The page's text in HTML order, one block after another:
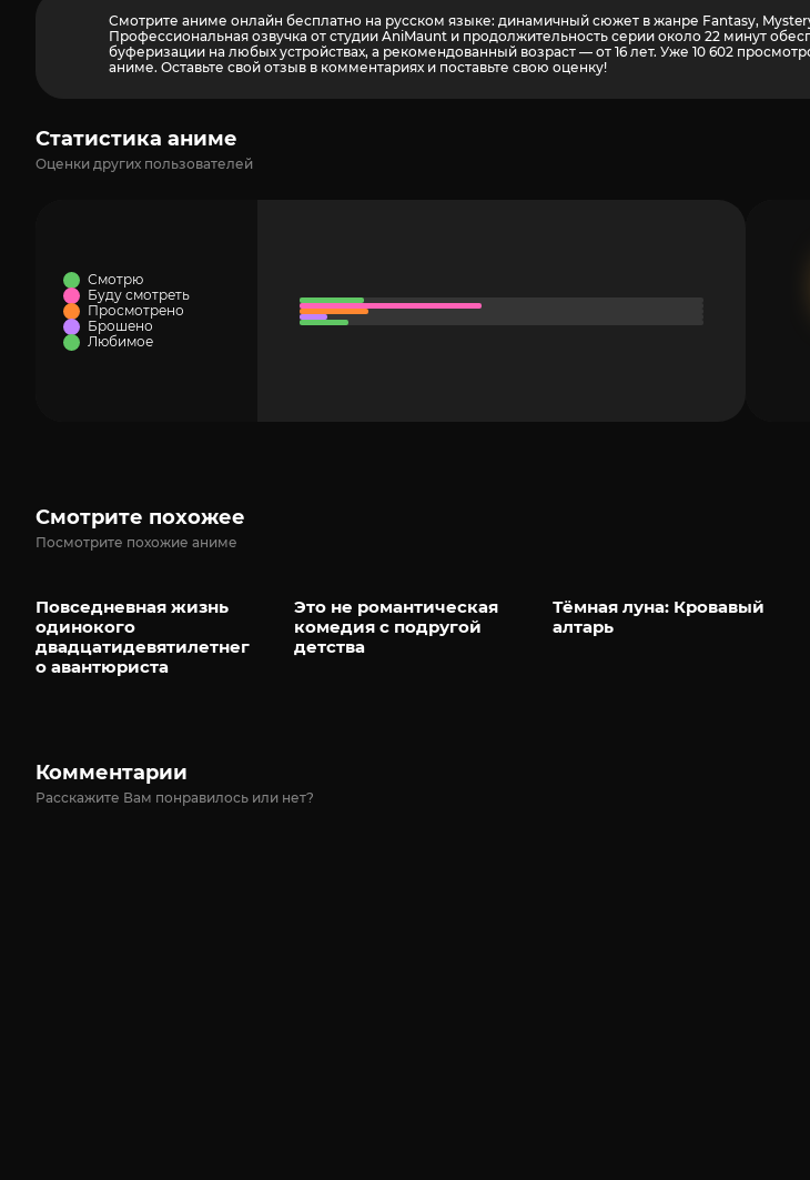
Смотрите аниме онлайн бесплатно на русском языке: динамичный сюжет в жанре Fantasy,
Профессиональная озвучка от студии AniMaunt и продолжительность серии около 22 минут
буферизации на любых устройствах, а рекомендованный возраст — от 16 лет. Уже 10 602
аниме. Оставьте свой отзыв в комментариях и поставьте свою оценку!
Статистика аниме
Оценки других пользователей
Смотрю
Буду смотреть
Просмотрено
Брошено
Любимое
Смотрите похожее
Посмотрите похожие аниме
Повседневная жизнь
одинокого
двадцатидевятилетнег
о авантюриста
Это не романтическая
комедия с подругой
детства
Тёмная луна: Кровавый
алтарь
Комментарии
Расскажите Вам понравилось или нет?